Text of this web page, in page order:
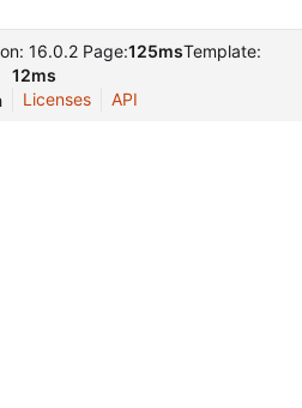
16.0.2 Page:125msTemplate:
12ms
Licenses API